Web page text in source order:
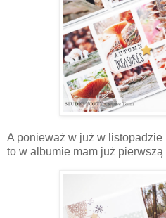
A ponieważ w już w listopadzie
to w albumie mam już pierwszą